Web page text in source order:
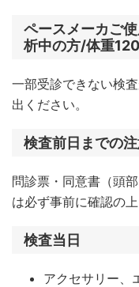
ペースメーカご
析中の方/体重
一部受診できない検
出ください。
検査前日までの
問診票・同意書（頭
は必ず事前に確認の
検査当日
アクセサリー、